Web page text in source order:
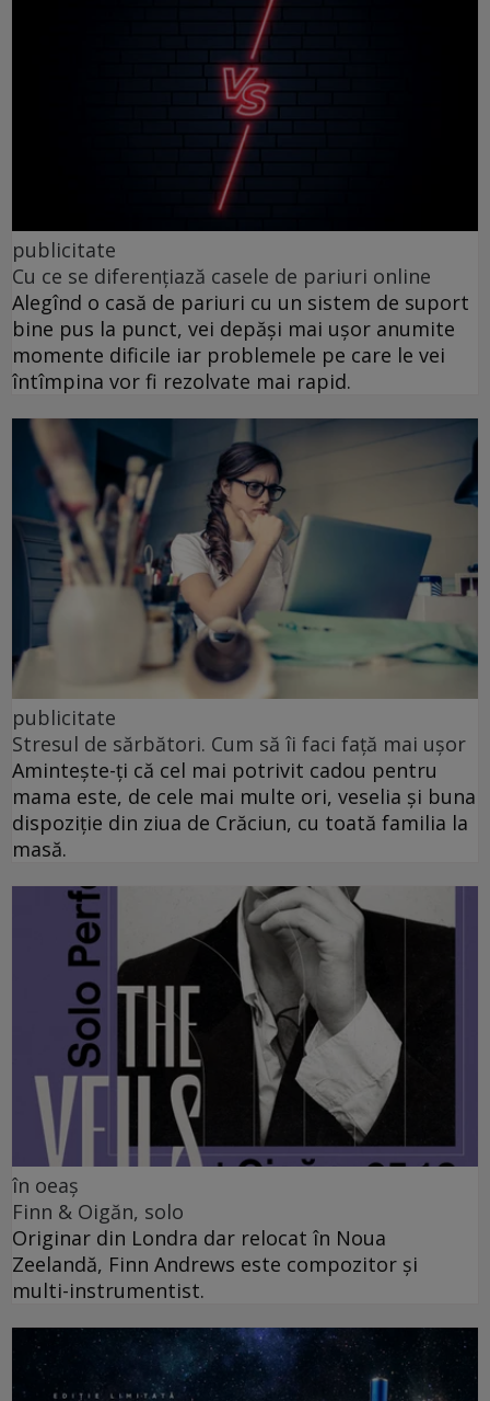
publicitate
Cu ce se diferențiază casele de pariuri online
Alegînd o casă de pariuri cu un sistem de suport
bine pus la punct, vei depăși mai ușor anumite
momente dificile iar problemele pe care le vei
întîmpina vor fi rezolvate mai rapid.
publicitate
Stresul de sărbători. Cum să îi faci față mai ușor
Amintește-ți că cel mai potrivit cadou pentru
mama este, de cele mai multe ori, veselia și buna
dispoziție din ziua de Crăciun, cu toată familia la
masă.
în oeaș
Finn & Oigăn, solo
Originar din Londra dar relocat în Noua
Zeelandă, Finn Andrews este compozitor și
multi-instrumentist.